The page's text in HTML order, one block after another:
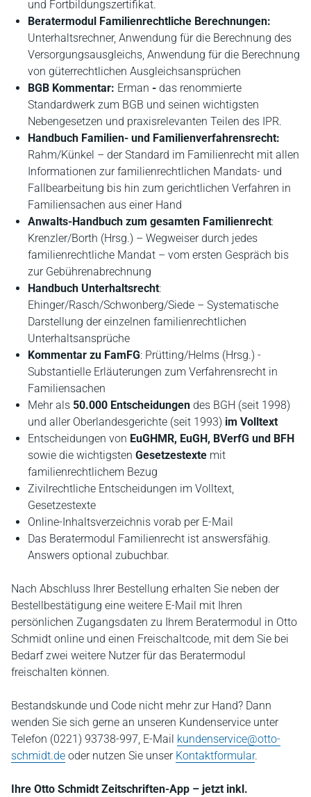
und Fortbildungszertifikat.
Beratermodul Familienrechtliche Berechnungen:
Unterhaltsrechner, Anwendung für die Berechnung des
Versorgungsausgleichs, Anwendung für die Berechnung
von güterrechtlichen Ausgleichsansprüchen
BGB Kommentar: Erman - das renommierte
Standardwerk zum BGB und seinen wichtigsten
Nebengesetzen und praxisrelevanten Teilen des IPR.
Handbuch Familien- und Familienverfahrensrecht:
Rahm/Künkel – der Standard im Familienrecht mit allen
Informationen zur familienrechtlichen Mandats- und
Fallbearbeitung bis hin zum gerichtlichen Verfahren in
Familiensachen aus einer Hand
Anwalts-Handbuch zum gesamten Familienrecht:
Krenzler/Borth (Hrsg.) – Wegweiser durch jedes
familienrechtliche Mandat – vom ersten Gespräch bis
zur Gebührenabrechnung
Handbuch Unterhaltsrecht:
Ehinger/Rasch/Schwonberg/Siede – Systematische
Darstellung der einzelnen familienrechtli­chen
Unterhaltsansprüche
Kommentar zu FamFG: Prütting/Helms (Hrsg.) -
Substantielle Erläuterungen zum Verfahrensrecht in
Familiensachen
Mehr als 50.000 Entscheidungen des BGH (seit 1998)
und aller Oberlandesgerichte (seit 1993) im Volltext
Entscheidungen von EuGHMR, EuGH, BVerfG und BFH
sowie die wichtigsten Gesetzestexte mit
familienrechtlichem Bezug
Zivilrechtliche Entscheidungen im Volltext,
Gesetzestexte
Online-Inhaltsverzeichnis vorab per E-Mail
Das Beratermodul Familienrecht ist answersfähig.
Answers optional zubuchbar.
Nach Abschluss Ihrer Bestellung erhalten Sie neben der
Bestellbestätigung eine weitere E-Mail mit Ihren
persönlichen Zugangsdaten zu Ihrem Beratermodul in Otto
Schmidt online und einen Freischaltcode, mit dem Sie bei
Bedarf zwei weitere Nutzer für das Beratermodul
freischalten können.
Bestandskunde und Code nicht mehr zur Hand? Dann
wenden Sie sich gerne an unseren Kundenservice unter
Telefon (0221) 93738-997, E-Mail kundenservice@otto-
schmidt.de oder nutzen Sie unser Kontaktformular.
Ihre Otto Schmidt Zeitschriften-App – jetzt inkl.